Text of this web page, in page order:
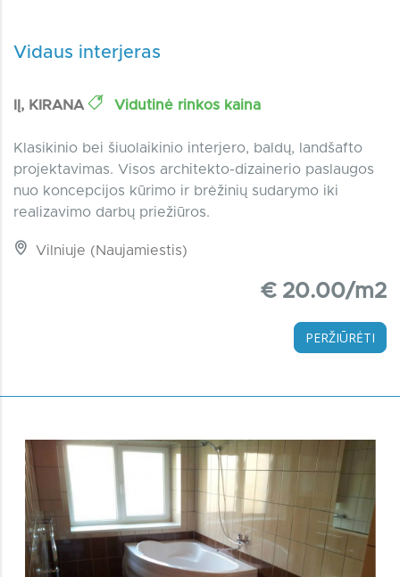
Vidaus interjeras
IĮ, KIRANA Vidutinė rinkos kaina
Klasikinio bei šiuolaikinio interjero, baldų, landšafto
projektavimas. Visos architekto-dizainerio paslaugos
nuo koncepcijos kūrimo ir brėžinių sudarymo iki
realizavimo darbų priežiūros.
Vilniuje (Naujamiestis)
€ 20.00/m2
PERŽIŪRĖTI